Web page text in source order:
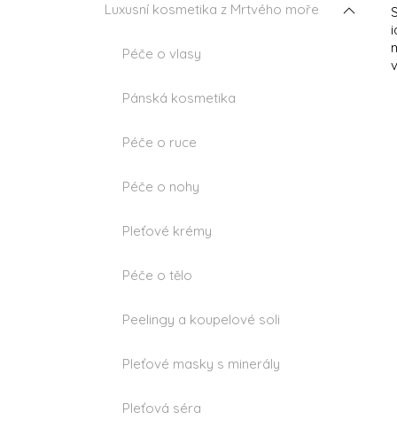
Luxusní kosmetika z Mrtvého moře
Péče o vlasy
Pánská kosmetika
Péče o ruce
Péče o nohy
Pleťové krémy
Péče o tělo
Peelingy a koupelové soli
Pleťové masky s minerály
Pleťová séra